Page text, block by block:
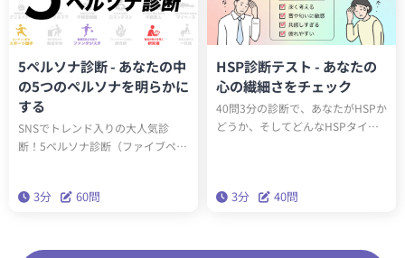
5ペルソナ診断 - あなたの中
の5つのペルソナを明らかに
する
SNSでトレンド入りの大人気診
断！5ペルソナ診断（ファイブペル
かります。精密性格分類理論「ビ
3分 60問
HSP診断テスト - あなたの
心の繊細さをチェック
40問3分の診断で、あなたがHSPか
どうか、そしてどんなHSPタイプ
生きやすくなります。
3分 40問